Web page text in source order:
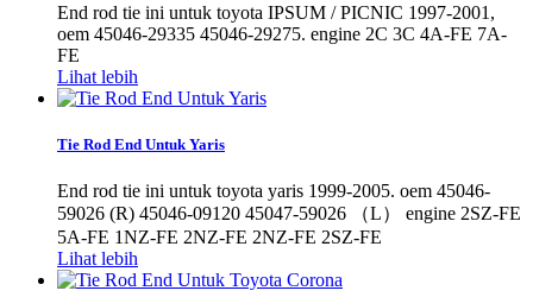
End rod tie ini untuk toyota IPSUM / PICNIC 1997-2001,
oem 45046-29335 45046-29275. engine 2C 3C 4A-FE 7A-
FE
Lihat lebih
Tie Rod End Untuk Yaris
End rod tie ini untuk toyota yaris 1999-2005. oem 45046-
59026 (R) 45046-09120 45047-59026 （L） engine 2SZ-FE
5A-FE 1NZ-FE 2NZ-FE 2NZ-FE 2SZ-FE
Lihat lebih